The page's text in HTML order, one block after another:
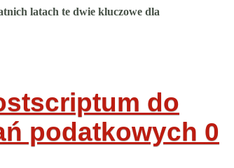
latach te dwie kluczowe dla
do
podatkowych 0